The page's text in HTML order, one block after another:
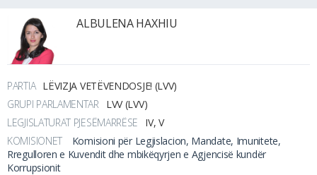
ALBULENA HAXHIU
PARTIA LËVIZJA VETËVENDOSJE! (LVV)
GRUPI PARLAMENTAR
LVV (LVV)
LEGJISLATURAT PJESËMARRËSE
IV, V
KOMISIONET
Komisioni për Legjislacion, Mandate, Imunitete,
Rregulloren e Kuvendit dhe mbikëqyrjen e Agjencisë kundër
Korrupsionit